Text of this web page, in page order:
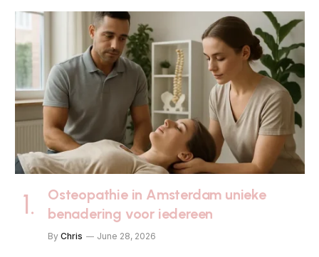
Osteopathie in Amsterdam unieke
benadering voor iedereen
By Chris June 28, 2026